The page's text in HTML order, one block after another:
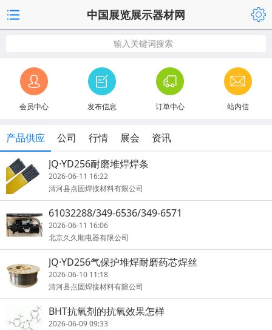
中国展览展示器材网
输入关键词搜索
会员中心 发布信息 订单中心 站内信
产品供应 公司 行情 展会
资讯
JQ·YD256耐磨堆焊焊条
2026-06-11 16:22
清河县点固焊接材料有限公司
61032288/349-6536/349-6571
2026-06-11 16:06
北京久久顺电器有限公司
JQ·YD256气保护堆焊耐磨药芯焊丝
2026-06-10 11:18
清河县点固焊接材料有限公司
BHT抗氧剂的抗氧效果怎样
2026-06-09 09:33